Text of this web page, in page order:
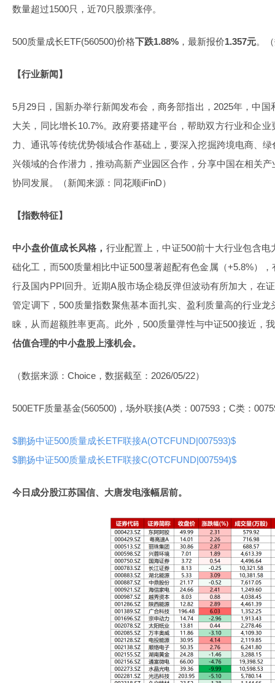
数量超过1500只，近70只股票涨停。
500质量成长ETF(560500)价格下跌1.88% ，最新报价1.357元。
【行业新闻】
5月29日，国新办举行新闻发布会，商务部指出，2025年，中
大关，同比增长10.7%。政府要搭建平台，帮助双方行业和企
力、通讯等传统优势领域合作基础上，要深入挖掘跨境电商、
兴领域的合作潜力，推动高新产业园区合作，分享中国在相关
协同发展。（新闻来源：同花顺iFinD）
【指数特征】
中小盘价值成长风格， 行业配置上，中证500前十大行业包含
础化工，而500质量相比中证500显著超配有色金属（+5.8%）
行及国内PPI回升。近期A股市场企稳反弹但波动有所加大，在
管定调下，500质量指数聚焦基本面扎实、盈利质量高的行业
睐，从而超额胜率更高。此外，500质量弹性与中证500接近，我
估值合理的中小盘股上涨机会。
（数据来源：Choice，数据截至：2026/05/22）
500ETF质量基金(560500)，场外联接(A类：007593；C类：
$鹏扬中证500质量成长ETF联接A(OTCFUND|007593)$
$鹏扬中证500质量成长ETF联接C(OTCFUND|007594)$
今日成分股江苏国信、大唐发电涨幅居前。